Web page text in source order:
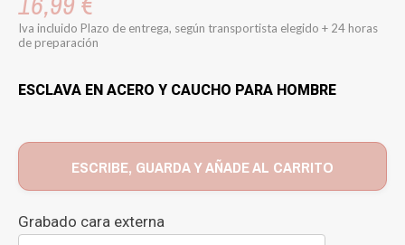
Iva incluido Plazo de entrega, según transportista elegido + 24 horas
de preparación
ESCLAVA EN ACERO Y CAUCHO PARA HOMBRE
ESCRIBE, GUARDA Y AÑADE AL CARRITO
Grabado cara externa